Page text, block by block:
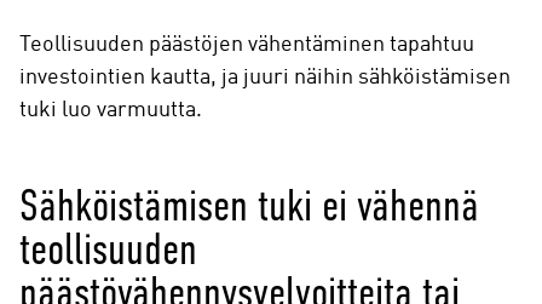
Teollisuuden päästöjen vähentäminen tapahtuu
investointien kautta, ja juuri näihin sähköistämisen
tuki luo varmuutta.
Sähköistämisen tuki ei vähennä
teollisuuden